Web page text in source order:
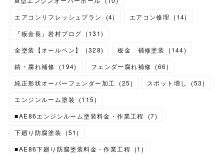
エアコンリフレッシュプラン
(4) エアコン修理 (14)
『板金長』岩村ブログ (131)
全塗装【オールペン】
(328) 板金 補修塗装 (144)
錆・腐れ補修
(194) フェンダー腐れ補修 (66)
純正形状オーバーフェンダー加工
(25) スポット増し (53)
エンジンルーム塗装
(115)
■AE86エンジンルーム塗装料金・作業工程
(7)
下廻り防腐塗装
(51)
■AE86下廻り防腐塗装料金・作業工程
(1 )